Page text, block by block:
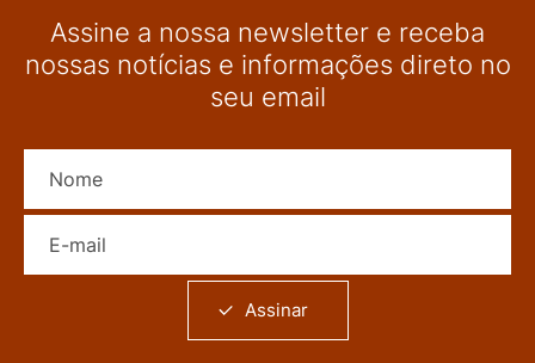
Assine a nossa newsletter e receba
nossas notícias e informações direto no
seu email
Assinar